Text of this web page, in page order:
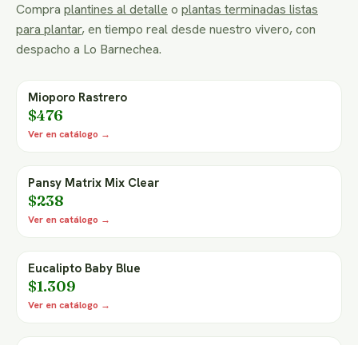
Compra plantines al detalle o plantas terminadas listas
para plantar, en tiempo real desde nuestro vivero, con
despacho a Lo Barnechea.
Mioporo Rastrero
$476
Ver en catálogo →
Pansy Matrix Mix Clear
$238
Ver en catálogo →
Eucalipto Baby Blue
$1.309
Ver en catálogo →